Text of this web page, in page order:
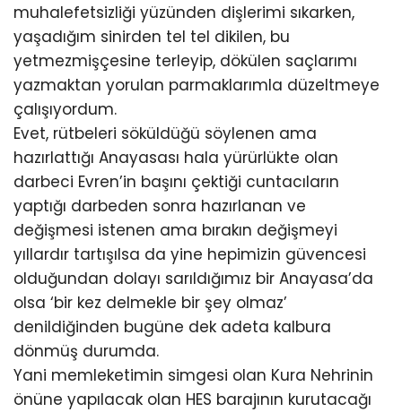
muhalefetsizliği yüzünden dişlerimi sıkarken,
yaşadığım sinirden tel tel dikilen, bu
yetmezmişçesine terleyip, dökülen saçlarımı
yazmaktan yorulan parmaklarımla düzeltmeye
çalışıyordum.
Evet, rütbeleri söküldüğü söylenen ama
hazırlattığı Anayasası hala yürürlükte olan
darbeci Evren’in başını çektiği cuntacıların
yaptığı darbeden sonra hazırlanan ve
değişmesi istenen ama bırakın değişmeyi
yıllardır tartışılsa da yine hepimizin güvencesi
olduğundan dolayı sarıldığımız bir Anayasa’da
olsa ‘bir kez delmekle bir şey olmaz’
denildiğinden bugüne dek adeta kalbura
dönmüş durumda.
Yani memleketimin simgesi olan Kura Nehrinin
önüne yapılacak olan HES barajının kurutacağı